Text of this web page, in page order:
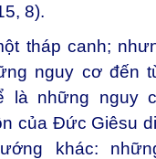
8).
tháp canh;
nguy cơ đến
là những nguy
của Đức Giêsu
khác: